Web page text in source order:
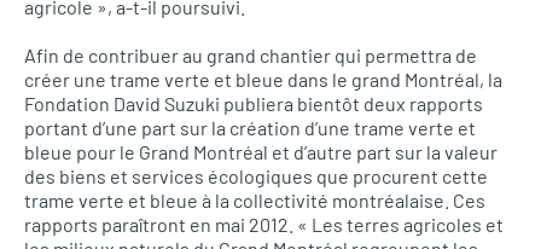
agricole », a-t-il poursuivi.
Afin de contribuer au grand chantier qui permettra de
créer une trame verte et bleue dans le grand Montréal, la
Fondation David Suzuki publiera bientôt deux rapports
portant d’une part sur la création d’une trame verte et
bleue pour le Grand Montréal et d’autre part sur la valeur
des biens et services écologiques que procurent cette
trame verte et bleue à la collectivité montréalaise. Ces
rapports paraîtront en mai 2012. « Les terres agricoles et